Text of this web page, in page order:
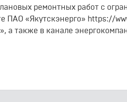
ремонтных работ с
«Якутскэнерго» https://
а также в канале